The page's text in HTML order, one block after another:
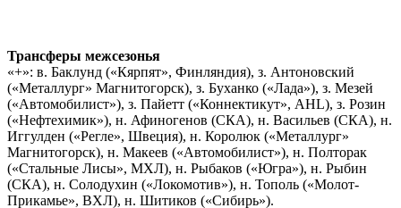
Трансферы межсезонья
«+»: в. Баклунд («Кярпят», Финляндия), з. Антоновский
(«Металлург» Магнитогорск), з. Буханко («Лада»), з. Мезей
(«Автомобилист»), з. Пайетт («Коннектикут», AHL), з. Розин
(«Нефтехимик»), н. Афиногенов (СКА), н. Васильев (СКА), н.
Иггулден («Регле», Швеция), н. Королюк («Металлург»
Магнитогорск), н. Макеев («Автомобилист»), н. Полторак
(«Стальные Лисы», МХЛ), н. Рыбаков («Югра»), н. Рыбин
(СКА), н. Солодухин («Локомотив»), н. Тополь («Молот-
Прикамье», ВХЛ), н. Шитиков («Сибирь»).